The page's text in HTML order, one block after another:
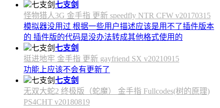
七支剑
怪物猎人3G 金手指 更新 speedfly NTR CFW v20170315
模拟器没用过 根据一些用户描述应该是用不了插件版本
的 插件版的代码是没办法转成其他格式使用的
七支剑
挺进地牢 金手指 更新 gayfriend SX v20210915
功能上应该不会有更新了
七支剑
无双大蛇2 终极版（蛇魔） 金手指 Fullcodes(树的原理)
PS4CHT v20180819